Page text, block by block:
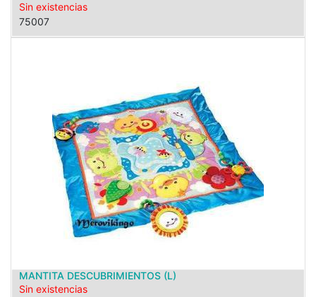
Sin existencias
75007
MANTITA DESCUBRIMIENTOS (L)
Sin existencias